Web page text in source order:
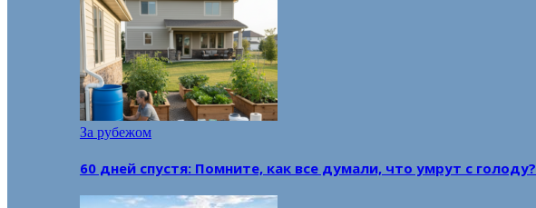
За рубежом
60 дней спустя: Помните, как все думали, что умрут с голоду?